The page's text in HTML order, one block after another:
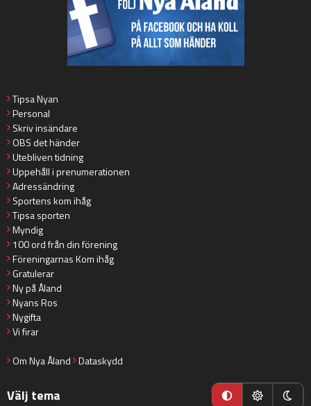
Tipsa Nyan
Personal
Skriv insändare
OBS det händer
Utebliven tidning
Uppehåll i prenumerationen
Adressändring
Sportens kom ihåg
Tipsa sporten
Myndig
100 ord från din förening
Föreningarnas Kom ihåg
Gratulerar
Ny på Åland
Nyans Ros
Nygifta
Vi firar
Om Nya Åland Dataskydd
Välj tema